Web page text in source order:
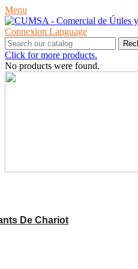
Menu
Connexion Language
Click for more products.
No products were found.
De Chariot